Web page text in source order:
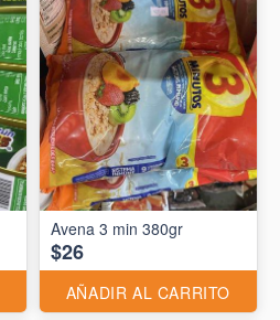
Avena 3 min 380gr
$26
AÑADIR AL CARRITO